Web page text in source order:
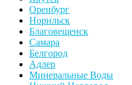
Оренбург
Норильск
Благовещенск
Самара
Белгород
Адлер
Минеральные Воды